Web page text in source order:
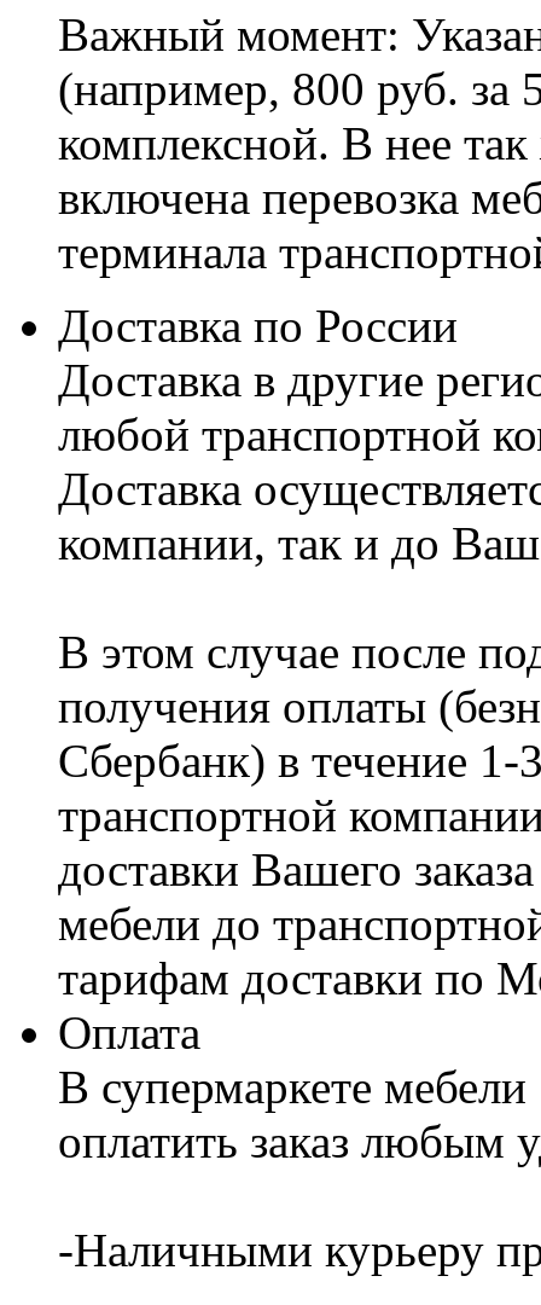
Важный момент:
(например, 800 руб. за
комплексной. В нее
включена перевозка
терминала
Доставка по России
Доставка в другие
любой транспортной
Доставка
компании, так и до
В этом случае после
получения оплаты
Сбербанк) в течение
транспортной
доставки Вашего
мебели до
тарифам доставки по
Оплата
В супермаркете
оплатить заказ любым
-Наличными курьеру